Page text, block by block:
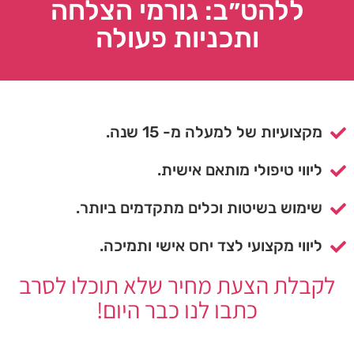
ללהט״ב: גורמי הצלחה
ותכניות פעולה
מקצועיות של למעלה מ- 15 שנה.
ליווי טיפולי מותאם אישית.
שימוש בשיטות וכלים מתקדמים ביותר.
ליווי מקצועי לצד יחס אישי ותמיכה.
לקבלת הצעת מחיר שלא תוכלו לסרב
כתבו לנו כבר היום!